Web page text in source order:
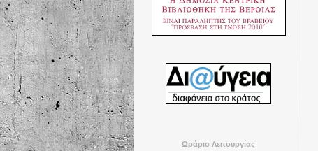
Ωράριο Λειτουργίας